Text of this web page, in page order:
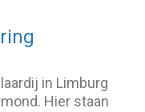
in Limburg
Hier staan